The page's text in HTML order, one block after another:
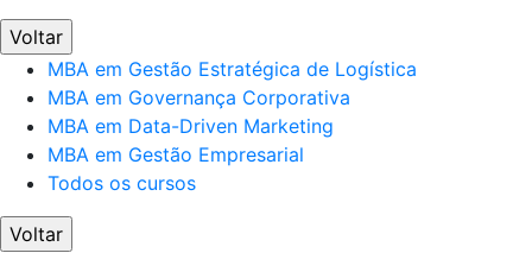
Voltar
MBA em Gestão Estratégica de Logística
MBA em Governança Corporativa
MBA em Data-Driven Marketing
MBA em Gestão Empresarial
Todos os cursos
Voltar